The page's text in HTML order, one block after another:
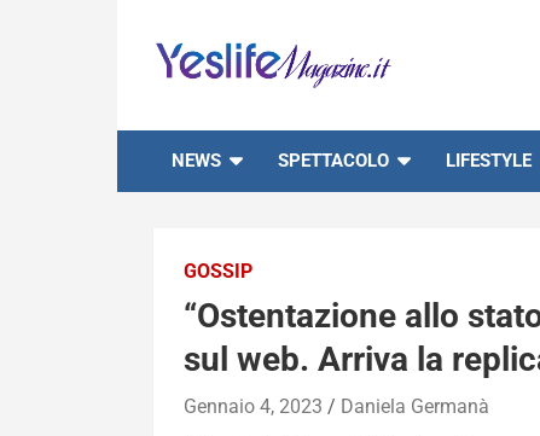
content
NEWS SPETTACOLO LIFESTYLE
GOSSIP
“Ostentazione allo
sul web. Arriva la
Gennaio 4, 2023 Daniela Germanà